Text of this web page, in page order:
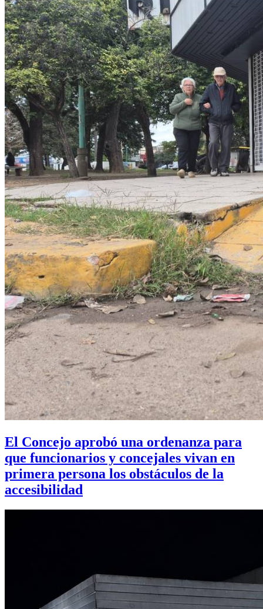
El Concejo aprobó una ordenanza para
que funcionarios y concejales vivan en
primera persona los obstáculos de la
accesibilidad